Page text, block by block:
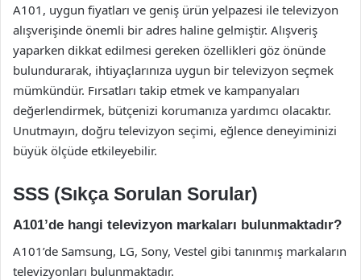
A101, uygun fiyatları ve geniş ürün yelpazesi ile televizyon
alışverişinde önemli bir adres haline gelmiştir. Alışveriş
yaparken dikkat edilmesi gereken özellikleri göz önünde
bulundurarak, ihtiyaçlarınıza uygun bir televizyon seçmek
mümkündür. Fırsatları takip etmek ve kampanyaları
değerlendirmek, bütçenizi korumanıza yardımcı olacaktır.
Unutmayın, doğru televizyon seçimi, eğlence deneyiminizi
büyük ölçüde etkileyebilir.
SSS (Sıkça Sorulan Sorular)
A101’de hangi televizyon markaları bulunmaktadır?
A101’de Samsung, LG, Sony, Vestel gibi tanınmış markaların
televizyonları bulunmaktadır.